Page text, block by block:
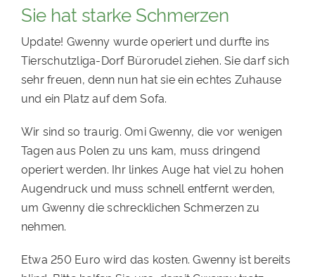
FÖRDERN & VERERBEN
KOOPERATIONEN
4KIDS
TIERHEIMTIERE
TIERHEIME
PATENSCHAFTEN
HELFER WERDEN
RATGEBER
Sie hat starke Schmerzen
Update! Gwenny wurde operiert und durfte ins
Tierschutzliga-Dorf Bürorudel ziehen. Sie darf sich
sehr freuen, denn nun hat sie ein echtes Zuhause
und ein Platz auf dem Sofa.
Wir sind so traurig. Omi Gwenny, die vor wenigen
Tagen aus Polen zu uns kam, muss dringend
operiert werden. Ihr linkes Auge hat viel zu hohen
Augendruck und muss schnell entfernt werden,
um Gwenny die schrecklichen Schmerzen zu
nehmen.
Etwa 250 Euro wird das kosten. Gwenny ist bereits